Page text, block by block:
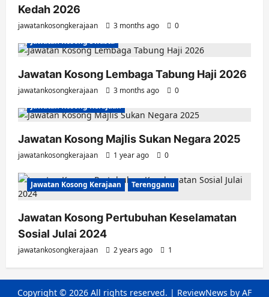
Kedah 2026
jawatankosongkerajaan 3 months ago
0
Jawatan Kosong Swasta
Jawatan Kosong Lembaga Tabung Haji 2026
jawatankosongkerajaan 3 months ago
0
Jawatan Kosong Kerajaan
Jawatan Kosong Majlis Sukan Negara 2025
jawatankosongkerajaan 1 year ago 0
Jawatan Kosong Kerajaan Terengganu
Jawatan Kosong Pertubuhan Keselamatan
Sosial Julai 2024
jawatankosongkerajaan 2 years ago 1
Copyright © 2026 All rights reserved. | ReviewNews by AF